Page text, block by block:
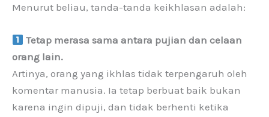
Menurut beliau, tanda-tanda keikhlasan adalah:
Tetap merasa sama antara pujian dan celaan
orang lain.
Artinya, orang yang ikhlas tidak terpengaruh oleh
komentar manusia. Ia tetap berbuat baik bukan
karena ingin dipuji, dan tidak berhenti ketika